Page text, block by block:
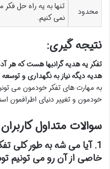
محدود
تنها به یه راه حل
نمی کنیم.
نتیجه گیری:
تفکر یه هدیه گرانبها هست که هر
هدیه دیگه نیاز به نگهداری و توسعه
به مهارت های تفکر خودمون می
خودمون و تغییر دنیای اطرافمون
سوالات متداول کاربران
1. آیا می شه به طور کلی
خاصی از آن رو می تونیم